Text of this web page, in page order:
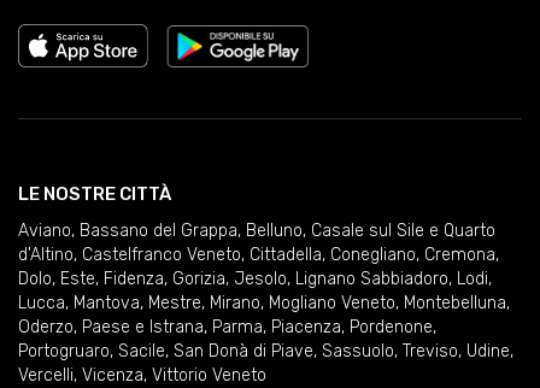
LE NOSTRE CITTÀ
Aviano, Bassano del Grappa, Belluno, Casale sul Sile e Quarto
d'Altino, Castelfranco Veneto, Cittadella, Conegliano, Cremona,
Dolo, Este, Fidenza, Gorizia, Jesolo, Lignano Sabbiadoro, Lodi,
Lucca, Mantova, Mestre, Mirano, Mogliano Veneto, Montebelluna,
Oderzo, Paese e Istrana, Parma, Piacenza, Pordenone,
Portogruaro, Sacile, San Donà di Piave, Sassuolo, Treviso, Udine,
Vercelli, Vicenza, Vittorio Veneto